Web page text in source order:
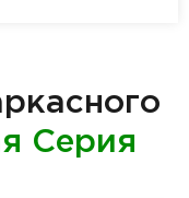
Серия